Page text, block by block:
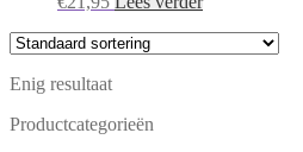
Enig resultaat
Productcategorieën